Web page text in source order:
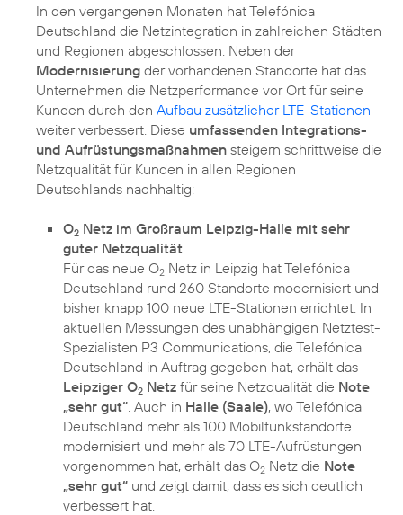
In den vergangenen Monaten hat Telefónica
Deutschland die Netzintegration in zahlreichen Städten
und Regionen abgeschlossen. Neben der
Modernisierung der vorhandenen Standorte hat das
Unternehmen die Netzperformance vor Ort für seine
Kunden durch den Aufbau zusätzlicher LTE-Stationen
weiter verbessert. Diese umfassenden Integrations-
und Aufrüstungsmaßnahmen steigern schrittweise die
Netzqualität für Kunden in allen Regionen
Deutschlands nachhaltig:
O2 Netz im Großraum Leipzig-Halle mit sehr
guter Netzqualität
Für das neue O2 Netz in Leipzig hat Telefónica
Deutschland rund 260 Standorte modernisiert und
bisher knapp 100 neue LTE-Stationen errichtet. In
aktuellen Messungen des unabhängigen Netztest-
Spezialisten P3 Communications, die Telefónica
Deutschland in Auftrag gegeben hat, erhält das
Leipziger O2 Netz für seine Netzqualität die Note
„sehr gut“ . Auch in Halle (Saale), wo Telefónica
Deutschland mehr als 100 Mobilfunkstandorte
modernisiert und mehr als 70 LTE-Aufrüstungen
vorgenommen hat, erhält das O2 Netz die Note
„sehr gut“ und zeigt damit, dass es sich deutlich
verbessert hat.